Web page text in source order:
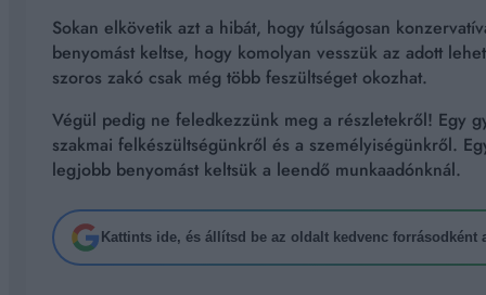
Sokan elkövetik azt a hibát, hogy túlságosan
benyomást keltse, hogy komolyan vesszük az adott
szoros zakó csak még több feszültséget okozhat.
Végül pedig ne feledkezzünk meg a részletekről! Egy
szakmai felkészültségünkről és a személyiségünkről.
legjobb benyomást keltsük a leendő munkaadónknál.
Kattints ide, és állítsd be az oldalt kedvenc forrásodként